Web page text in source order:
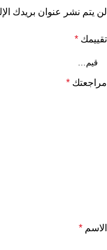
لن يتم نشر عنوان بريدك
تقييمك *
مراجعتك *
الاسم *